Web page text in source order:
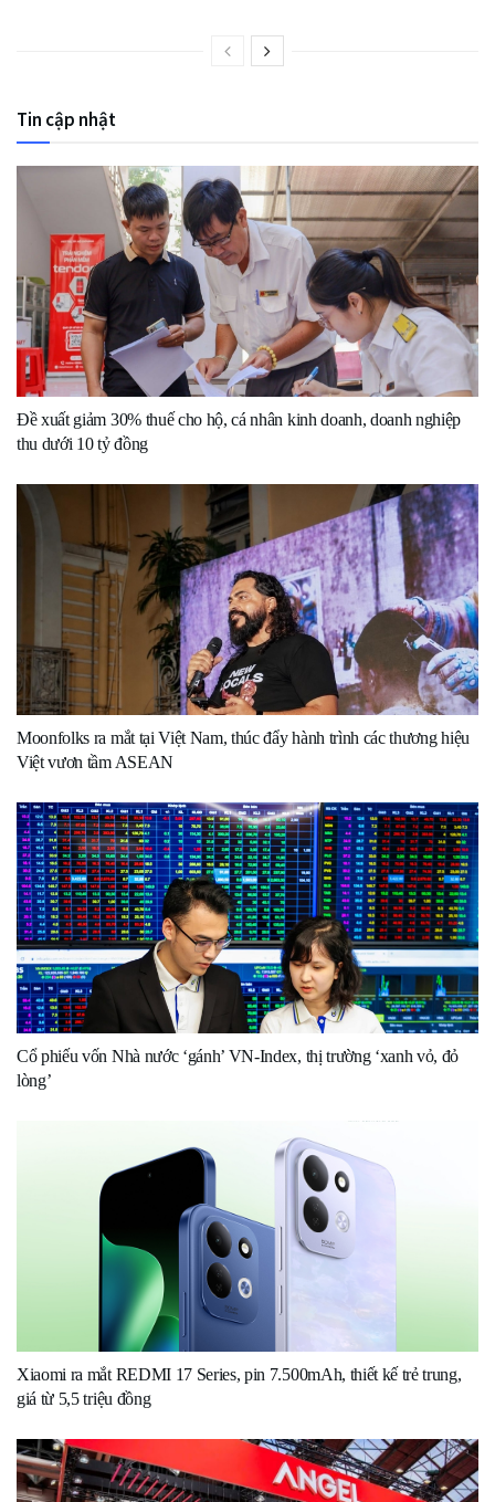
Tin cập nhật
Đề xuất giảm 30% thuế cho hộ, cá nhân kinh doanh, doanh nghiệp
thu dưới 10 tỷ đồng
Moonfolks ra mắt tại Việt Nam, thúc đẩy hành trình các thương hiệu
Việt vươn tầm ASEAN
Cổ phiếu vốn Nhà nước ‘gánh’ VN-Index, thị trường ‘xanh vỏ, đỏ
lòng’
Xiaomi ra mắt REDMI 17 Series, pin 7.500mAh, thiết kế trẻ trung,
giá từ 5,5 triệu đồng